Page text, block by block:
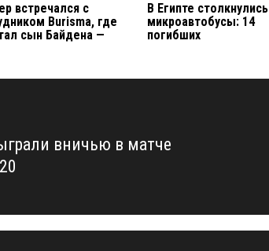
встречался с
Burisma, где
сын Байдена —
В Египте столкнулись
микроавтобусы: 14
погибших
вничью в матче